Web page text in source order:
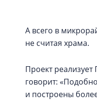
А всего в
не считая храма.
Проект
говорит:
и построены